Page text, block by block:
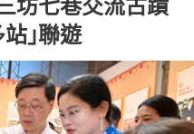
坊七巷交流古蹟
｣聯遊